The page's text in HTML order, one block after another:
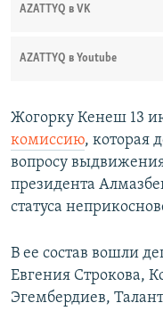
AZATTYQ в VK
AZATTYQ в Youtube
Жогорку Кенеш 13
комиссию, которая
вопросу
президента
статуса
В ее состав вошли
Евгения Строкова,
Эгембердиев,